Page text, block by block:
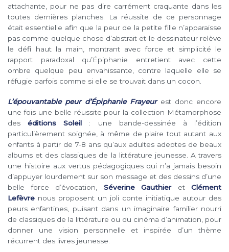
attachante, pour ne pas dire carrément craquante dans les
toutes dernières planches. La réussite de ce personnage
était essentielle afin que la peur de la petite fille n’apparaisse
pas comme quelque chose d’abstrait et le dessinateur relève
le défi haut la main, montrant avec force et simplicité le
rapport paradoxal qu’Épiphanie entretient avec cette
ombre quelque peu envahissante, contre laquelle elle se
réfugie parfois comme si elle se trouvait dans un cocon.
L’épouvantable peur d’Épiphanie Frayeur est donc encore
une fois une belle réussite pour la collection Métamorphose
deséditions Soleil : une bande-dessinée à l’édition
particulièrement soignée, à même de plaire tout autant aux
enfants à partir de 7-8 ans qu’aux adultes adeptes de beaux
albums et des classiques de la littérature jeunesse. A travers
une histoire aux vertus pédagogiques qui n’a jamais besoin
d’appuyer lourdement sur son message et des dessins d’une
belle force d’évocation, Séverine Gauthieret Clément
Lefèvre nous proposent un joli conte initiatique autour des
peurs enfantines, puisant dans un imaginaire familier nourri
de classiques de la littérature ou du cinéma d’animation, pour
donner une vision personnelle et inspirée d’un thème
récurrent des livres jeunesse.